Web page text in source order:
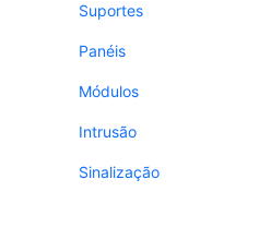
Suportes
Panéis
Módulos
Intrusão
Sinalização